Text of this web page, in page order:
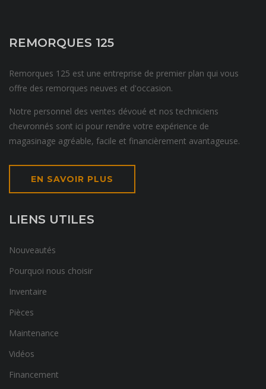
REMORQUES 125
Remorques 125 est une entreprise de premier plan qui vous
offre des remorques neuves et d'occasion.
Notre personnel des ventes dévoué et nos techniciens
chevronnés sont ici pour rendre votre expérience de
magasinage agréable, facile et financièrement avantageuse.
EN SAVOIR PLUS
LIENS UTILES
Nouveautés
Pourquoi nous choisir
Inventaire
Pièces
Maintenance
Vidéos
Financement